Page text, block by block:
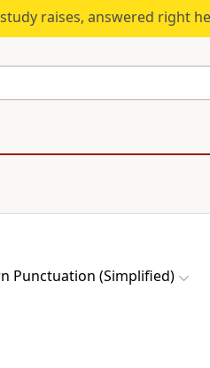
raises, answered right
Punctuation (Simplified)